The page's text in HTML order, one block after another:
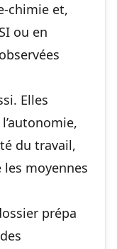
chimie et,
ou en
Elles
du travail,
moyennes
prépa